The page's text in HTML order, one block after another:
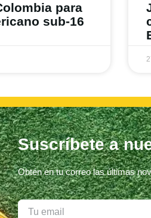
para
sub-16
Suscríbete a
Obtén en tu correo las últimas